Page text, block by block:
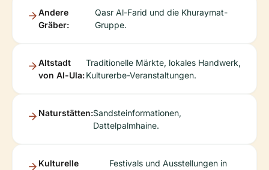
Andere
Gräber:
Qasr Al-Farid und die Khuraymat-
Gruppe.
Altstadt
von Al-Ula:
Traditionelle Märkte, lokales Handwerk,
Kulturerbe-Veranstaltungen.
Naturstätten:Sandsteinformationen,
Dattelpalmhaine.
Kulturelle
Festivals und Ausstellungen in